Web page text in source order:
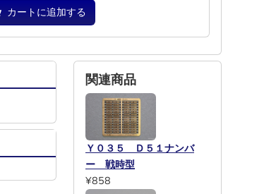
カートに追加する
関連商品
Ｙ０３５ Ｄ５１ナンバ
ー 戦時型
¥858